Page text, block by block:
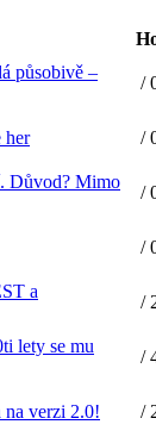
působivě –
/
her /
Důvod? Mimo
/
/
a
/
lety se mu
/
verzi 2.0! /